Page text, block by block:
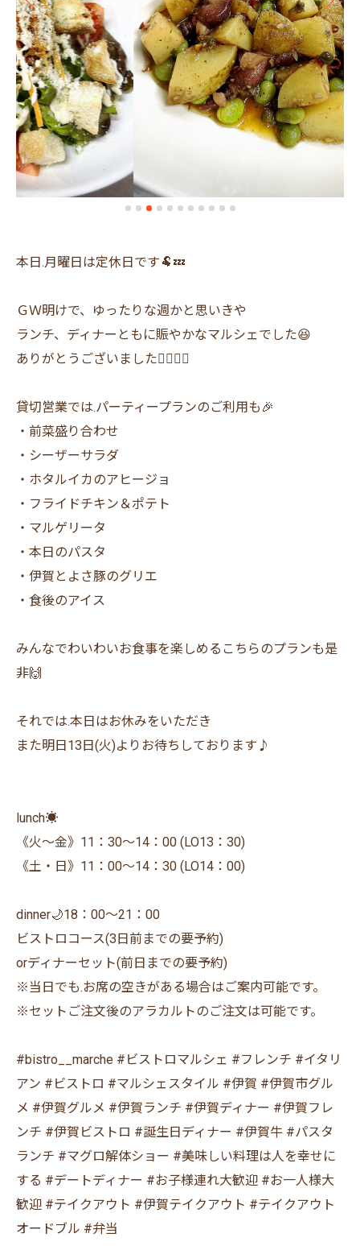
本日.月曜日は定休日です🐏💤
ＧＷ明けで、ゆったりな週かと思いきや
ランチ、ディナーともに賑やかなマルシェでした😆
ありがとうございました🙇‍♂️🙇‍♀️
貸切営業では.パーティープランのご利用も🎉
・前菜盛り合わせ
・シーザーサラダ
・ホタルイカのアヒージョ
・フライドチキン＆ポテト
・マルゲリータ
・本日のパスタ
・伊賀とよさ豚のグリエ
・食後のアイス
みんなでわいわいお食事を楽しめるこちらのプランも是
非🙌
それでは.本日はお休みをいただき
また明日13日(火)よりお待ちしております♪
lunch☀️
《火〜金》11：30〜14：00 (LO13：30)
《土・日》11：00〜14：30 (LO14：00)
dinner🌙18：00〜21：00
ビストロコース(3日前までの要予約)
orディナーセット(前日までの要予約)
※当日でも.お席の空きがある場合はご案内可能です。
※セットご注文後のアラカルトのご注文は可能です。
#bistro__marche #ビストロマルシェ #フレンチ #イタリ
アン #ビストロ #マルシェスタイル #伊賀 #伊賀市グル
メ #伊賀グルメ #伊賀ランチ #伊賀ディナー #伊賀フレ
ンチ #伊賀ビストロ #誕生日ディナー #伊賀牛 #パスタ
ランチ #マグロ解体ショー #美味しい料理は人を幸せに
する #デートディナー #お子様連れ大歓迎 #お一人様大
歓迎 #テイクアウト #伊賀テイクアウト #テイクアウト
オードブル #弁当